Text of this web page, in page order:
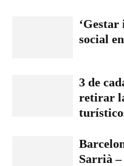
social
3 de
retirar
Sarrià